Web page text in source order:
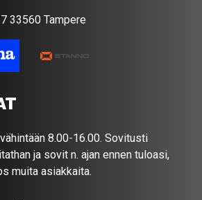
33560 Tampere
8.00-16.00. Sovitusti
ja sovit n. ajan ennen tuloasi,
muita asiakkaita.